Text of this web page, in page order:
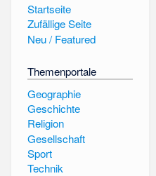
Startseite
Zufällige Seite
Neu / Featured
Themenportale
Geographie
Geschichte
Religion
Gesellschaft
Sport
Technik